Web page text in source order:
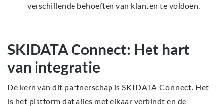
verschillende behoeften van klanten te voldoen.
SKIDATA Connect: Het hart
van integratie
De kern van dit partnerschap is SKIDATA Connect. Het
is het platform dat alles met elkaar verbindt en de